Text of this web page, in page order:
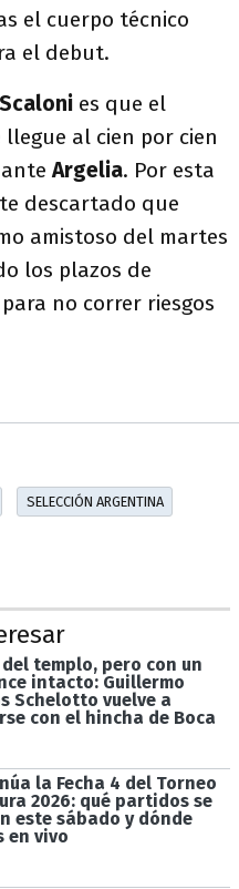
el cuerpo técnico
el debut.
Scaloni es que el
al cien por cien
Argelia. Por esta
descartado que
amistoso del martes
los plazos de
no correr riesgos
SELECCIÓN ARGENTINA
del templo, pero con un
intacto: Guillermo
Schelotto vuelve a
con el hincha de Boca
la Fecha 4 del Torneo
2026: qué partidos se
este sábado y dónde
en vivo